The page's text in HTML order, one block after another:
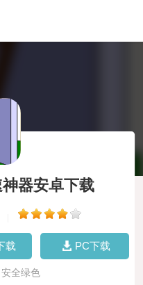
器安卓下载
载 PC下载
全绿色